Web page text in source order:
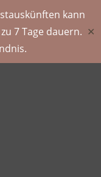
kann
7 Tage dauern. ✕